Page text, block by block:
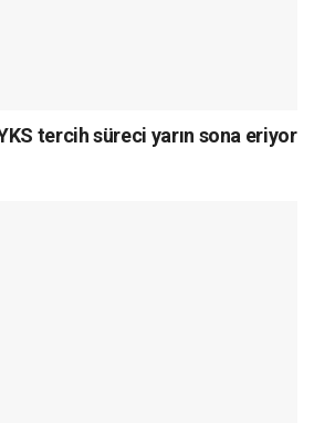
tercih süreci yarın sona eriyor